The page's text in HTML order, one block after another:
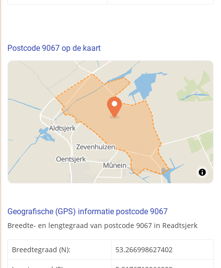
Postcode 9067 op de kaart
Geografische (GPS) informatie postcode 9067
Breedte- en lengtegraad van postcode 9067 in Readtsjerk
Breedtegraad (N): 53.266998627402